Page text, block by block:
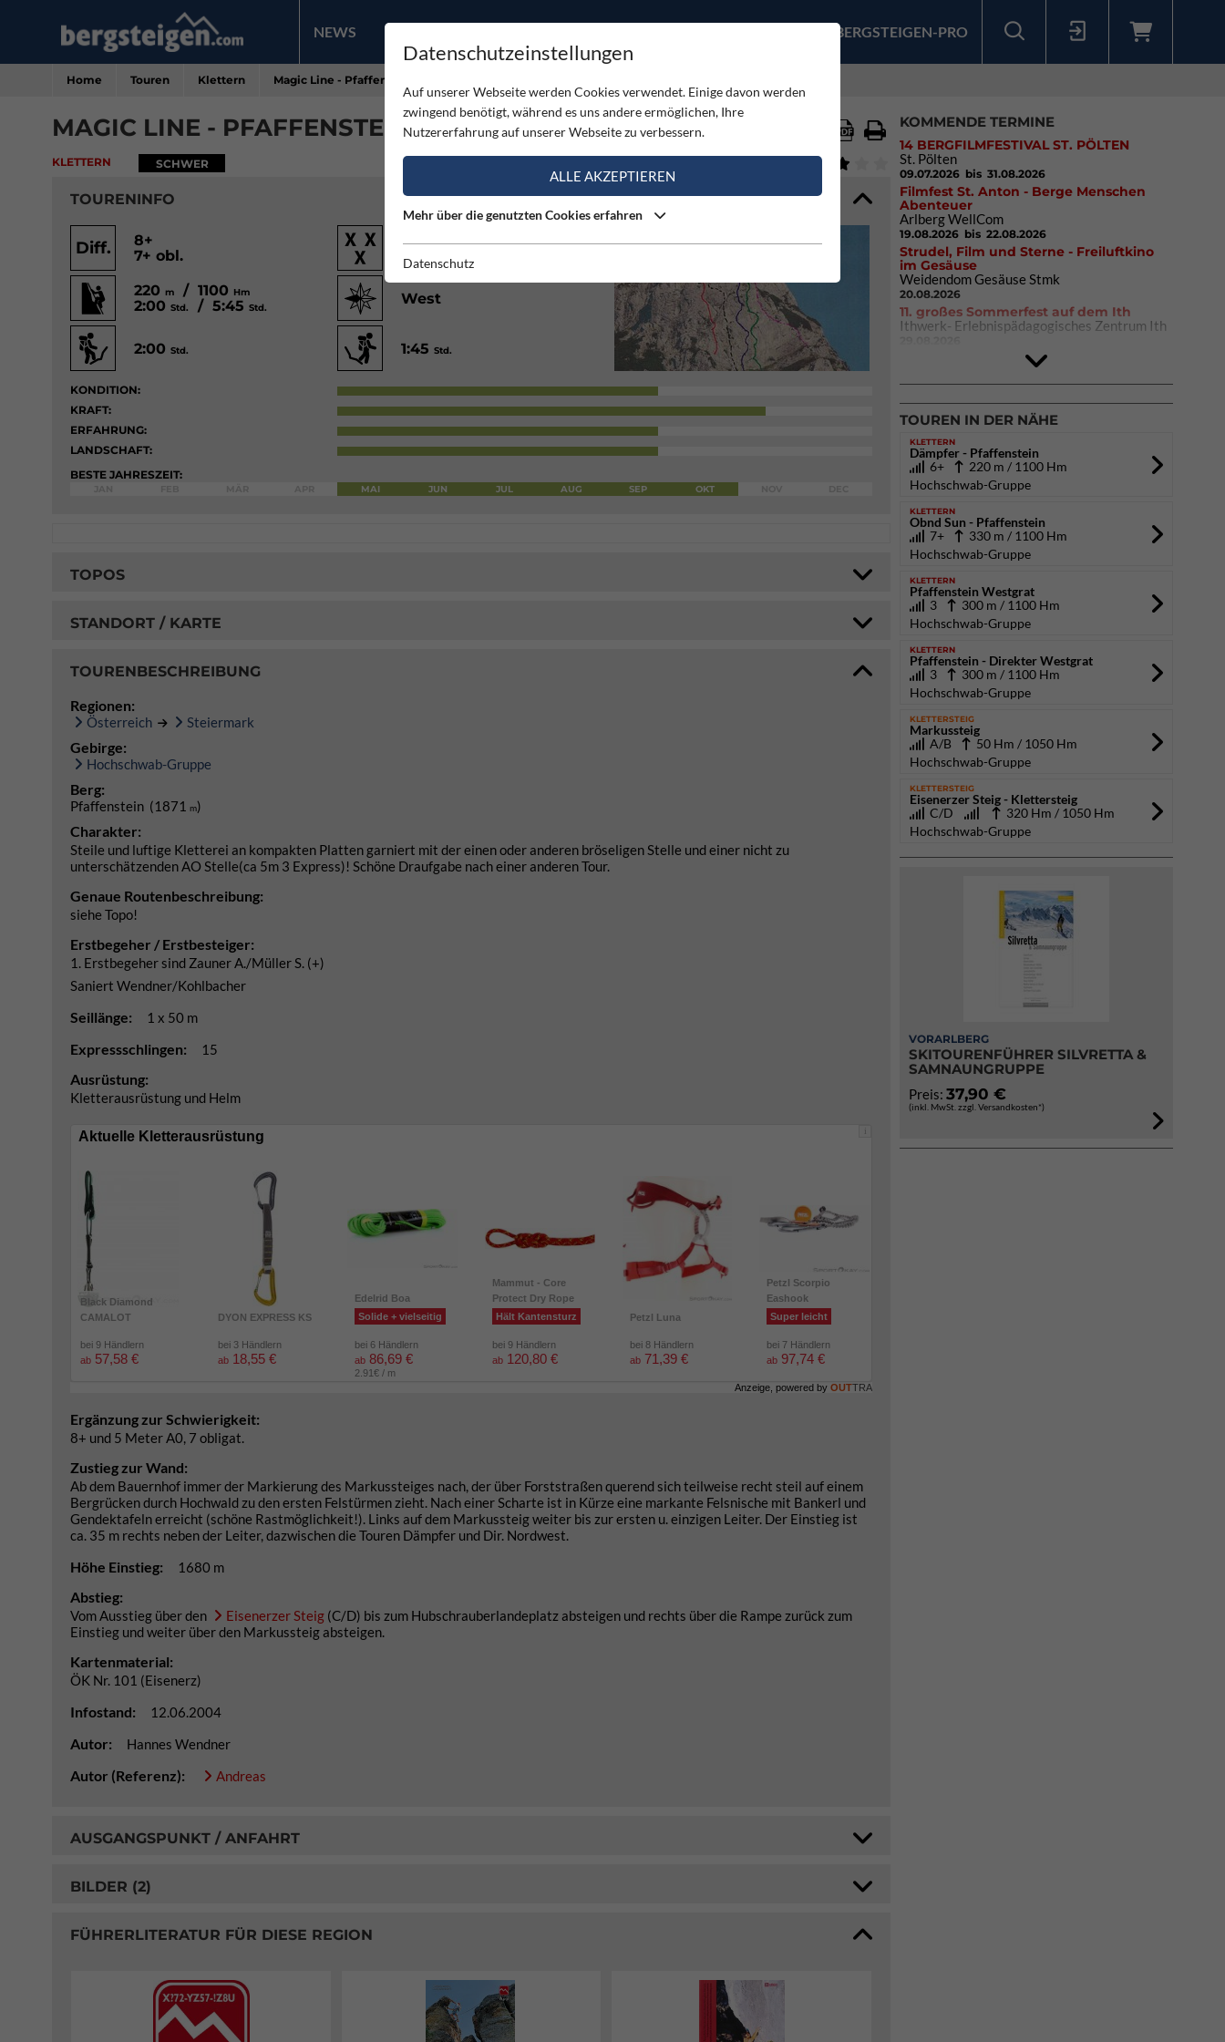
NEWS PRODUKTE BERGSTEIGEN-PRO
Home Touren Klettern Magic Line - Pfaffenstein
MAGIC LINE - PFAFFENSTEIN
KLETTERN SCHWER
TOURENINFO
Diff.
8+
7+ obl.
Gut
220m / 1100 Hm
2:00Std. / 5:45Std.
West
2:00Std. 1:45Std.
KONDITION:
KRAFT:
ERFAHRUNG:
LANDSCHAFT:
BESTE JAHRESZEIT:
MAI JUN JUL AUG SEP OKT
TOPOS
STANDORT / KARTE
TOURENBESCHREIBUNG
Regionen:
Österreich Steiermark
Gebirge:
Hochschwab-Gruppe
Berg:
Pfaffenstein (1871 m)
Charakter:
Steile und luftige Kletterei an kompakten Platten garniert mit der einen oder anderen bröseligen Stelle und einer nicht zu
unterschätzenden AO Stelle(ca 5m 3 Express)! Schöne Draufgabe nach einer anderen Tour.
Genaue Routenbeschreibung:
siehe Topo!
Erstbegeher / Erstbesteiger:
1. Erstbegeher sind Zauner A./Müller S. (+)
Saniert Wendner/Kohlbacher
Seillänge: 1 x 50 m
Expressschlingen: 15
Ausrüstung:
Kletterausrüstung und Helm
i
Aktuelle Kletterausrüstung
Black Diamond
CAMALOT
bei 9 Händlern
ab 57,58 €
DYON EXPRESS KS
bei 3 Händlern
ab 18,55 €
Edelrid Boa
Solide + vielseitig
bei 6 Händlern
ab 86,69 €
2.91€ / m
Mammut - Core
Protect Dry Rope
Hält Kantensturz
bei 9 Händlern
ab 120,80 €
Petzl Luna
bei 8 Händlern
ab 71,39 €
Petzl Scorpio
Eashook
Super leicht
bei 7 Händlern
ab 97,74 €
Anzeige, powered by OUTTRA
Ergänzung zur Schwierigkeit:
8+ und 5 Meter A0, 7 obligat.
Zustieg zur Wand:
Ab dem Bauernhof immer der Markierung des Markussteiges nach, der über Forststraßen querend sich teilweise recht steil auf einem
Bergrücken durch Hochwald zu den ersten Felstürmen zieht. Nach einer Scharte ist in Kürze eine markante Felsnische mit Bankerl und
Gendektafeln erreicht (schöne Rastmöglichkeit!). Links auf dem Markussteig weiter bis zur ersten u. einzigen Leiter. Der Einstieg ist
ca. 35 m rechts neben der Leiter, dazwischen die Touren Dämpfer und Dir. Nordwest.
Höhe Einstieg: 1680 m
Abstieg:
Vom Ausstieg über den Eisenerzer Steig (C/D) bis zum Hubschrauberlandeplatz absteigen und rechts über die Rampe zurück zum
Einstieg und weiter über den Markussteig absteigen.
Kartenmaterial:
ÖK Nr. 101 (Eisenerz)
Infostand: 12.06.2004
Autor: Hannes Wendner
Autor (Referenz): Andreas
AUSGANGSPUNKT / ANFAHRT
BILDER (2)
FÜHRERLITERATUR FÜR DIESE REGION
KOMMENDE TERMINE
14 BERGFILMFESTIVAL ST. PÖLTEN
St. Pölten
09.07.2026 bis 31.08.2026
Filmfest St. Anton - Berge Menschen
Abenteuer
Arlberg WellCom
19.08.2026 bis 22.08.2026
Strudel, Film und Sterne - Freiluftkino
im Gesäuse
Weidendom Gesäuse Stmk
20.08.2026
11. großes Sommerfest auf dem Ith
Ithwerk- Erlebnispädagogisches Zentrum Ith
02.10.2026bis 04.10.2026
TOUREN IN DER NÄHE
KLETTERN
Dämpfer - Pfaffenstein
6+
220 m / 1100 Hm
Hochschwab-Gruppe
KLETTERN
Obnd Sun - Pfaffenstein
7+
330 m / 1100 Hm
Hochschwab-Gruppe
KLETTERN
Pfaffenstein Westgrat
3
300 m / 1100 Hm
Hochschwab-Gruppe
KLETTERN
Pfaffenstein - Direkter Westgrat
3
300 m / 1100 Hm
Hochschwab-Gruppe
KLETTERSTEIG
Markussteig
A/B
50 Hm / 1050 Hm
Hochschwab-Gruppe
KLETTERSTEIG
Eisenerzer Steig - Klettersteig
C/D
320 Hm / 1050 Hm
Hochschwab-Gruppe
VORARLBERG
SKITOURENFÜHRER SILVRETTA &
SAMNAUNGRUPPE
Preis: 37,90 €
(inkl. MwSt. zzgl. Versandkosten*)
Datenschutzeinstellungen
Auf unserer Webseite werden Cookies verwendet. Einige davon werden
zwingend benötigt, während es uns andere ermöglichen, Ihre
Nutzererfahrung auf unserer Webseite zu verbessern.
ALLE AKZEPTIEREN
Mehr über die genutzten Cookies erfahren
Datenschutz